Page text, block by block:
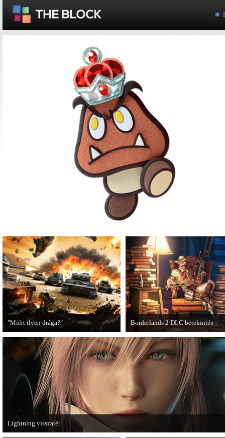
"Miért ilyen drága?"
A PC Guru utánajárt, miért kerülnek
olyan sokba a AAA-kategóriás
videojátékok.
Borderlands 2 DLC betekintés
2013. januárjában érkezik a a Sir
Hammerlock's Big Game Hunt
Borderlands 2 játékhoz.
Lightning visszatér